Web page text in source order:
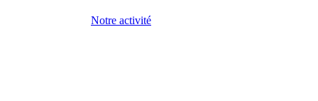
Notre activité